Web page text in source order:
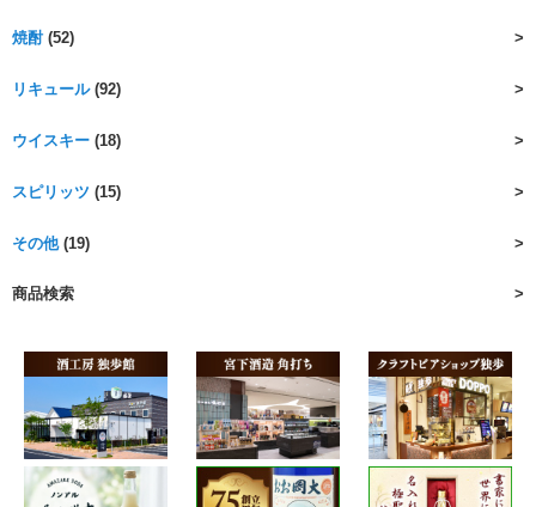
焼酎(52)
リキュール(92)
ウイスキー (18)
スピリッツ (15)
その他(19)
商品検索